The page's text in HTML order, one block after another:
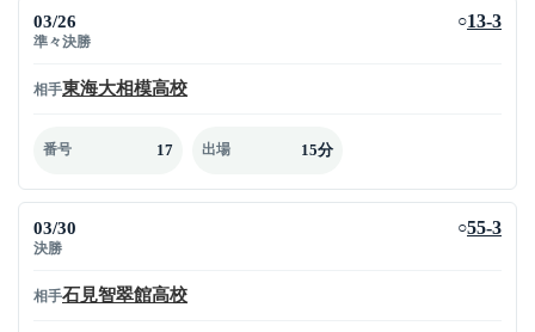
03/26
準々決勝
○13-3
相手東海大相模高校
番号 17 出場 15分
03/30
決勝
○55-3
相手石見智翠館高校